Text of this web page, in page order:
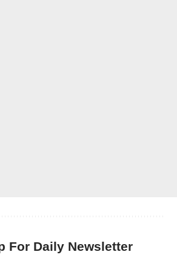
For Daily Newsletter